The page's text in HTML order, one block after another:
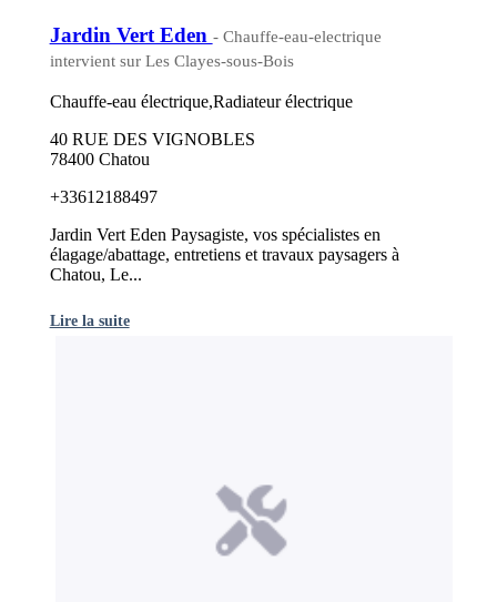
Jardin Vert Eden - Chauffe-eau-electrique
intervient sur Les Clayes-sous-Bois
Chauffe-eau électrique,Radiateur électrique
40 RUE DES VIGNOBLES
78400 Chatou
+33612188497
Jardin Vert Eden Paysagiste, vos spécialistes en
élagage/abattage, entretiens et travaux paysagers à
Chatou, Le...
Lire la suite